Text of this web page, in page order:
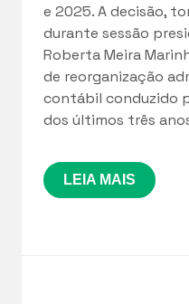
e 2025. A decisão,
durante sessão
Roberta Meira
de reorganização
contábil conduzido
dos últimos três
LEIA MAIS